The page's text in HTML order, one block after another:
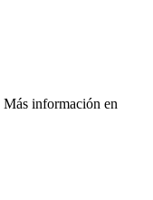
Más información en